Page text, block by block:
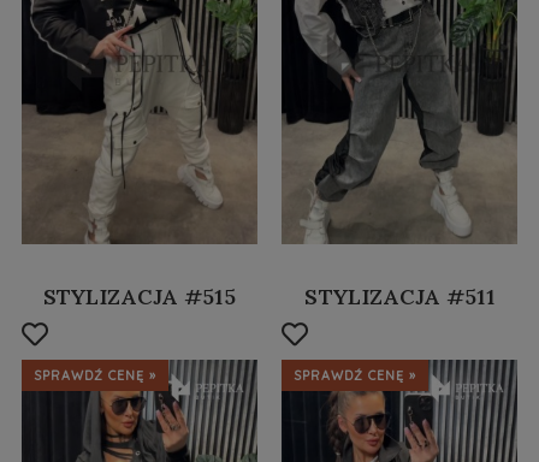
STYLIZACJA #515
SPRAWDŹ CENĘ »
STYLIZACJA #511
SPRAWDŹ CENĘ »